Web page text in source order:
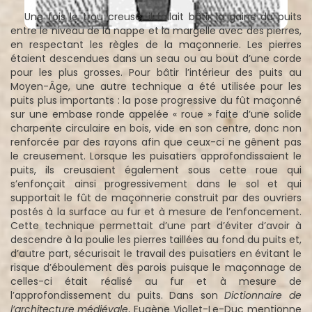
Une fois le trou creusé, il fallait bâtir la gaine du puits
entre le niveau de la nappe et la margelle avec des pierres,
en respectant les règles de la maçonnerie. Les pierres
étaient descendues dans un seau ou au bout d’une corde
pour les plus grosses. Pour bâtir l’intérieur des puits au
Moyen-Âge, une autre technique a été utilisée pour les
puits plus importants : la pose progressive du fût maçonné
sur une embase ronde appelée « roue » faite d’une solide
charpente circulaire en bois, vide en son centre, donc non
renforcée par des rayons afin que ceux-ci ne gênent pas
le creusement. Lorsque les puisatiers approfondissaient le
puits, ils creusaient également sous cette roue qui
s’enfonçait ainsi progressivement dans le sol et qui
supportait le fût de maçonnerie construit par des ouvriers
postés à la surface au fur et à mesure de l’enfoncement.
Cette technique permettait d’une part d’éviter d’avoir à
descendre à la poulie les pierres taillées au fond du puits et,
d’autre part, sécurisait le travail des puisatiers en évitant le
risque d’éboulement des parois puisque le maçonnage de
celles-ci était réalisé au fur et à mesure de
l’approfondissement du puits. Dans son Dictionnaire de
l’architecture médiévale, Eugène Viollet-Le-Duc mentionne